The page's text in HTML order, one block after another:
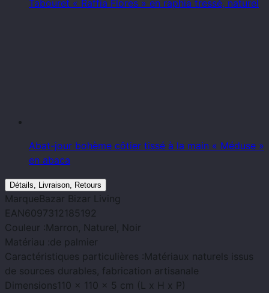
Tabouret « Raffia Flores » en raphia tressé, naturel
Abat-jour bohème côtier tissé à la main « Méduse »
en abaca
Détails, Livraison, Retours
MarqueBazar Bizar Living
EAN6097312185192
Couleur :Marron, Naturel, Noir
Matériau :de palmier
Caractéristiques particulières :Matériaux naturels issus
de sources durables, fabrication artisanale
Dimensions110 x 110 x 5 cm (L x H x P)